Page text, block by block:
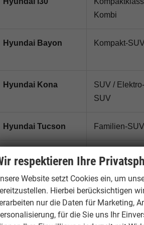
Kombi
Hyundai Bayon Kompakt-
Hyundai Kona
SUV / Elektro-
SUV
Hyundai Tucson Familien-SUV
Hyundai Santa Fe Großes SUV
Hyundai IONIQ 5 /
IONIQ 6
Elektroauto
respektieren Ihre
Website setzt Cookies ein, um
Hierbei berücksichtigen
nur die Daten für Marketing,
für die Sie uns Ihr